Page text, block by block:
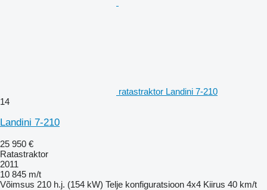
ratastraktor Landini 7-210
14
Landini 7-210
25 950 €
Ratastraktor
2011
10 845 m/t
Võimsus 210 h.j. (154 kW) Telje konfiguratsioon 4x4 Kiirus 40 km/t